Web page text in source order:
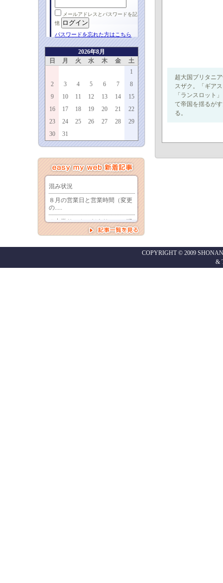
メールアドレスとパスワードを記
憶
パスワードを忘れた方はこちら
2026年8月
日
月 火 水 木 金
土
1
2
3 4 5 6 7
8
9
10 11 12 13 14
15
16
17 18 19 20 21
22
23
24 25 26 27 28
29
30
31
超大国ブリタニ
スザク。「ギア
「ランスロット
て帝国を揺るが
る。
COPYRIGHT © 2009
&